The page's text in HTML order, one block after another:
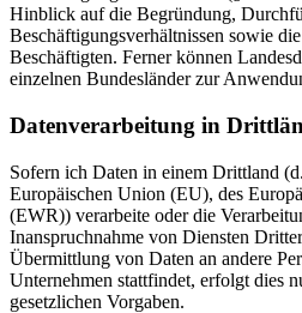
Hinblick auf die Begründung,
Beschäftigungsverhältnissen sowie
Beschäftigten. Ferner können
einzelnen Bundesländer zur
Datenverarbeitung in
Sofern ich Daten in einem Drittland
Europäischen Union (EU), des
(EWR)) verarbeite oder die
Inanspruchnahme von Diensten
Übermittlung von Daten an andere
Unternehmen stattfindet, erfolgt dies
gesetzlichen Vorgaben.